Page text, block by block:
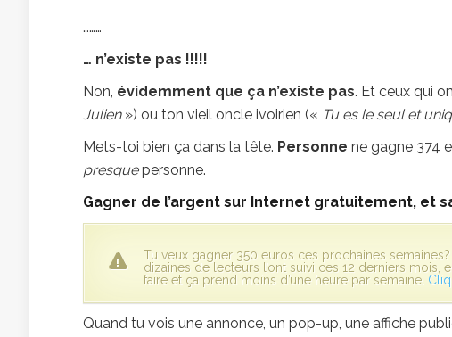
………
… n’existe pas !!!!!
Non, évidemment que ça n’existe pas. Et ceux qui
Julien ») ou ton vieil oncle ivoirien (« Tu es le seul et
Mets-toi bien ça dans la tête. Personne ne gagne 374
presquepersonne.
Gagner de l’argent sur Internet gratuitement, et
Tu veux gagner 350 euros ces prochaines
dizaines de lecteurs l’ont suivi ces 12 derniers mois,
faire et ça prend moins d’une heure par semaine.
Quand tu vois une annonce, un pop-up, une affiche